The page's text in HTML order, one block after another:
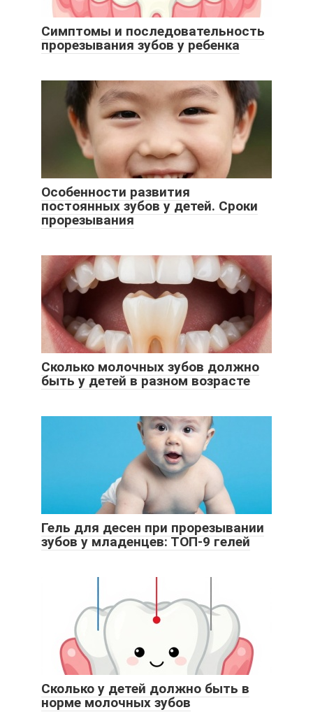
Симптомы и последовательность
прорезывания зубов у ребенка
Особенности развития
постоянных зубов у детей. Сроки
прорезывания
Сколько молочных зубов должно
быть у детей в разном возрасте
Гель для десен при прорезывании
зубов у младенцев: ТОП-9 гелей
Сколько у детей должно быть в
норме молочных зубов